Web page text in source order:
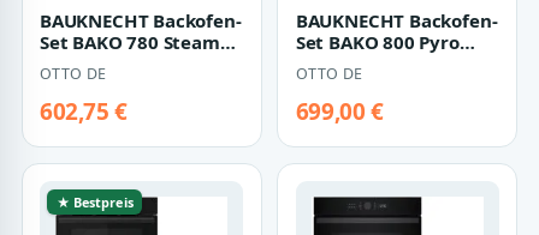
BAUKNECHT Backofen-
Set BAKO 780 Steam
IND BL, mit 1-fach-
Teleskopauszu…
OTTO DE
602,75 €
BAUKNECHT Backofen-
Set BAKO 800 Pyro
Steam, mit 1-fach-
Teleskopauszug,…
OTTO DE
699,00 €
★ Bestpreis